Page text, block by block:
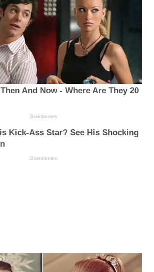
And Now - Where Are They 20
Brainberries
Kick-Ass Star? See His Shocking
Brainberries